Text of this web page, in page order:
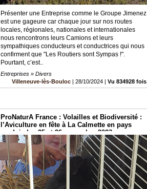
Présenter une Entreprise comme le Groupe Jimenez
est une gageure car chaque jour sur nos routes
locales, régionales, nationales et internationales
nous rencontrons leurs Camions et leurs
sympathiques conducteurs et conductrices qui nous
confirment que "Les Routiers sont Sympas !".
Pourtant, c’est..
Entreprises » Divers
Villeneuve-lès-Bouloc |28/10/2024 |Vu 834928 fois
ProNaturA France : Volailles et Biodiversité :
l’Aviculture en fête à La Calmette en pays
gardois les 25 et 26 novembre 2023